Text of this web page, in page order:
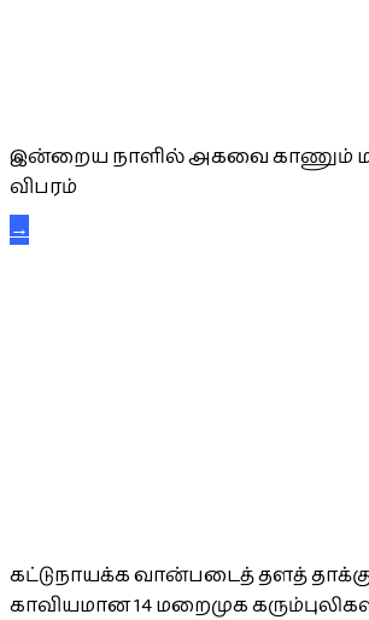
இன்றைய நாளில் அகவை காணும்
விபரம்
→
கட்டுநாயக்க வான்படைத் தளத்
காவியமான 14 மறைமுக